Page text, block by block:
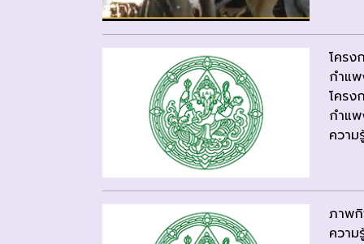
โครง
กำแพ
โครง
กำแพ
ความ
ภาพ
ความ